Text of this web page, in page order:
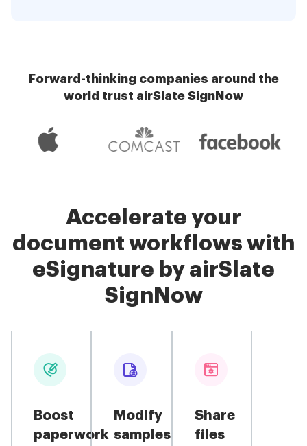
Forward-thinking companies around the
world trust airSlate SignNow
Accelerate your
document workflows with
eSignature by airSlate
SignNow
Boost
paperwork
Modify
samples
Share
files